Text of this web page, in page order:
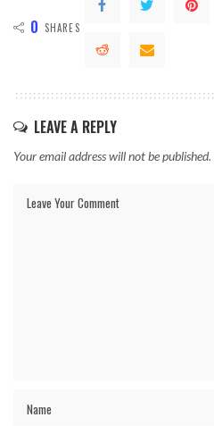
0 SHARES
LEAVE A REPLY
Your email address will not be published.